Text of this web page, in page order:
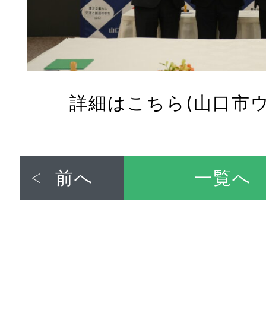
詳細は こちら (山口市
前へ 一覧へ